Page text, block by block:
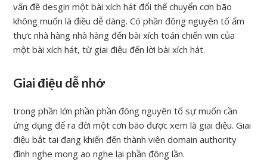
vấn đề desgin một bài xích hát đổi thế chuyển cơn bão
không muốn là điều dễ dàng. Có phần đông nguyên tố ẩm
thực nhà hàng nhà hàng đến bài xích toán chiến win của
một bài xích hát, từ giai điệu đến lời bài xích hát.
Giai điệu dễ nhớ
trong phần lớn phần phần đông nguyên tố sự muốn cần
ứng dụng để ra đời một cơn bão được xem là giai điệu. Giai
điệu bắt tai đang khiến đến thành viên domain authority
đình nghe mong ao nghe lại phần đông lần.